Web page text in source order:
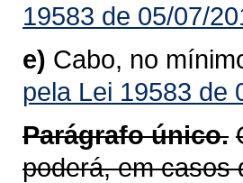
19583 de 05/07/
e) Cabo, no
pela Lei 19583 de
Parágrafo único.
poderá, em casos